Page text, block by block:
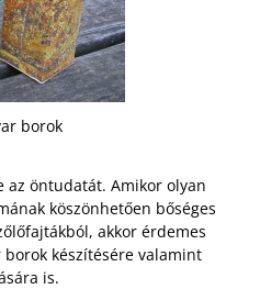
borok
az öntudatát. Amikor olyan
köszönhetően bőséges
akkor érdemes
készítésére valamint
is.